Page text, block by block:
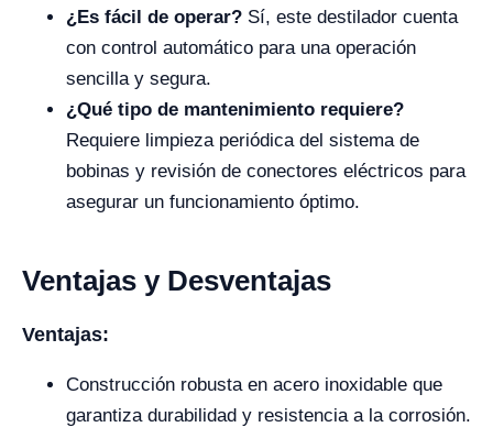
¿Es fácil de operar? Sí, este destilador cuenta
con control automático para una operación
sencilla y segura.
¿Qué tipo de mantenimiento requiere?
Requiere limpieza periódica del sistema de
bobinas y revisión de conectores eléctricos para
asegurar un funcionamiento óptimo.
Ventajas y Desventajas
Ventajas:
Construcción robusta en acero inoxidable que
garantiza durabilidad y resistencia a la corrosión.